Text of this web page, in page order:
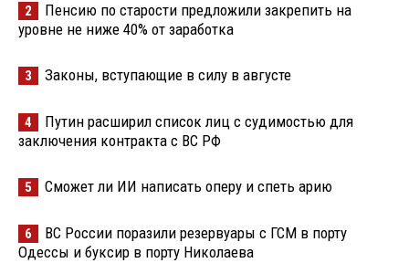
2
Пенсию по старости предложили закрепить на
уровне не ниже 40% от заработка
3 Законы, вступающие в силу в августе
4
Путин расширил список лиц с судимостью для
заключения контракта с ВС РФ
5 Сможет ли ИИ написать оперу и спеть арию
6
ВС России поразили резервуары с ГСМ в порту
Одессы и буксир в порту Николаева